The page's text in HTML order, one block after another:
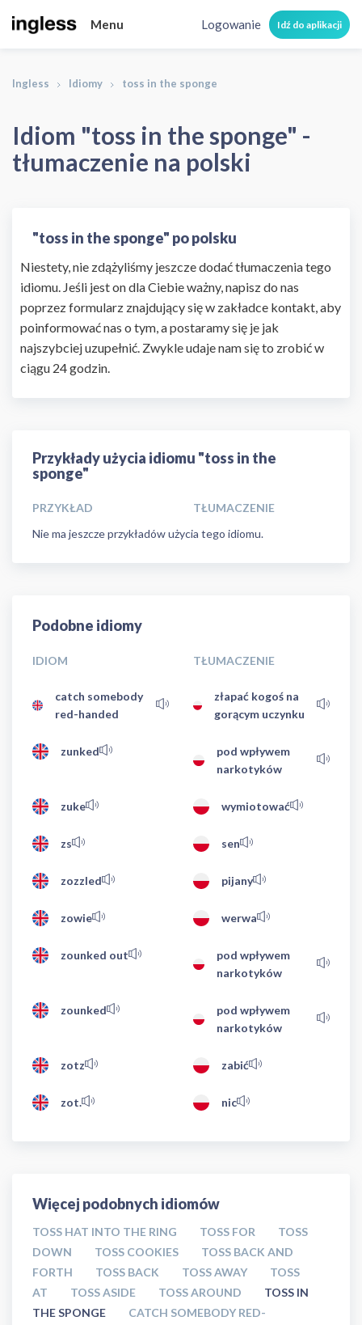
Menu Logowanie Idź do aplikacji
Ingless Idiomy toss in the sponge
Idiom "toss in the sponge" -
tłumaczenie na polski
"toss in the sponge" po polsku
Niestety, nie zdążyliśmy jeszcze dodać tłumaczenia tego
idiomu. Jeśli jest on dla Ciebie ważny, napisz do nas
poprzez formularz znajdujący się w zakładce kontakt, aby
poinformować nas o tym, a postaramy się je jak
najszybciej uzupełnić. Zwykle udaje nam się to zrobić w
ciągu 24 godzin.
Przykłady użycia idiomu "toss in the
sponge"
PRZYKŁAD
TŁUMACZENIE
Nie ma jeszcze przykładów użycia tego idiomu.
Podobne idiomy
IDIOM TŁUMACZENIE
catch somebody
red-handed
złapać kogoś na
gorącym uczynku
zunked
pod wpływem
narkotyków
zuke wymiotować
zs sen
zozzled pijany
zowie werwa
zounked out
pod wpływem
narkotyków
zounked
pod wpływem
narkotyków
zotz zabić
zot. nic
Więcej podobnych idiomów
TOSS HAT INTO THE RING TOSS FOR
TOSS
DOWN
TOSS COOKIES
TOSS BACK AND
FORTH
TOSS BACK TOSS AWAY
TOSS
AT
TOSS ASIDE TOSS AROUND
TOSS IN
THE SPONGE
CATCH SOMEBODY RED-